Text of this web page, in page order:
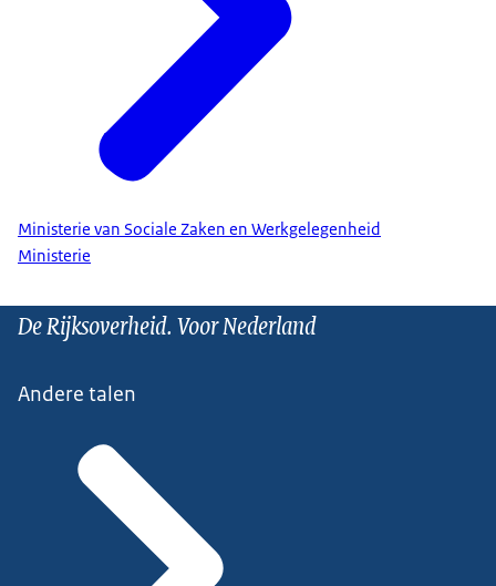
Ministerie van Sociale Zaken en Werkgelegenheid
Ministerie
De Rijksoverheid. Voor Nederland
Andere talen